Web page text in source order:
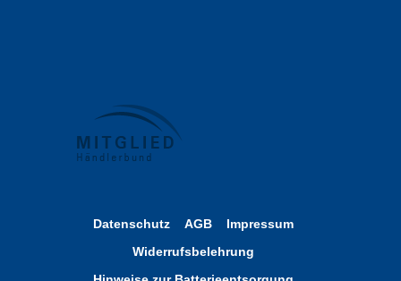
Datenschutz AGB
Impressum
Widerrufsbelehrung